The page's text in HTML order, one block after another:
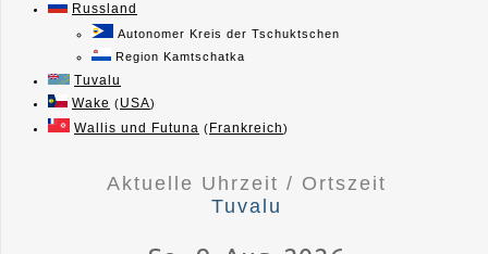
Russland
Autonomer Kreis der Tschuktschen
Region Kamtschatka
Tuvalu
Wake (USA)
Wallis und Futuna (Frankreich)
Aktuelle Uhrzeit / Ortszeit
Tuvalu